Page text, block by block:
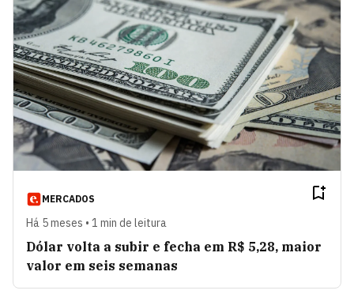
MERCADOS
Há 5 meses • 1 min de leitura
Dólar volta a subir e fecha em R$ 5,28, maior
valor em seis semanas